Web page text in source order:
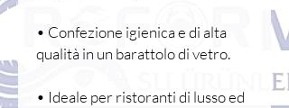
• Confezione igienica e di alta
qualità in un barattolo di vetro.
• Ideale per ristoranti di lusso ed